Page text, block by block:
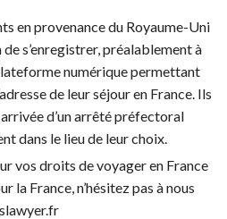
en provenance du Royaume-Uni
s’enregistrer, préalablement à
numérique permettant
de leur séjour en France. Ils
d’un arrêté préfectoral
dans le lieu de leur choix.
vos droits de voyager en France
la France, n’hésitez pas à nous